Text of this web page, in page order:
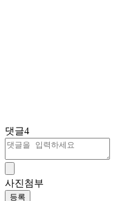
댓글4
사진첨부
등록